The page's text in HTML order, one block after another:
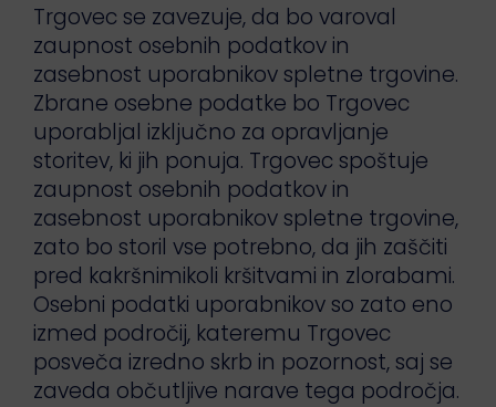
Trgovec se zavezuje, da bo varoval
zaupnost osebnih podatkov in
zasebnost uporabnikov spletne trgovine.
Zbrane osebne podatke bo Trgovec
uporabljal izključno za opravljanje
storitev, ki jih ponuja. Trgovec spoštuje
zaupnost osebnih podatkov in
zasebnost uporabnikov spletne trgovine,
zato bo storil vse potrebno, da jih zaščiti
pred kakršnimikoli kršitvami in zlorabami.
Osebni podatki uporabnikov so zato eno
izmed področij, kateremu Trgovec
posveča izredno skrb in pozornost, saj se
zaveda občutljive narave tega področja.